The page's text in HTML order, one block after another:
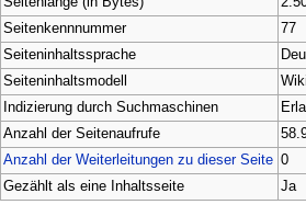
Seitenkennnummer
77
Seiteninhaltssprache
Seiteninhaltsmodell
Indizierung durch Suchmaschinen
Anzahl der Seitenaufrufe
Anzahl der Weiterleitungen zu dieser Seite 0
Gezählt als eine Inhaltsseite
Ja